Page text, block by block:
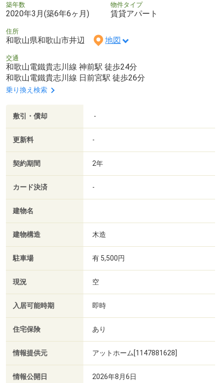
築年数
2020年3月(築6年6ヶ月)
物件タイプ
賃貸アパート
住所
和歌山県和歌山市井辺 地図
交通
和歌山電鐵貴志川線 神前駅 徒歩24分
和歌山電鐵貴志川線 日前宮駅 徒歩26分
乗り換え検索
敷引・償却 -
更新料 -
契約期間 2年
カード決済 -
建物名
建物構造 木造
駐車場 有 5,500円
現況 空
入居可能時期 即時
住宅保険 あり
情報提供元 アットホーム[1147881628]
情報公開日 2026年8月6日